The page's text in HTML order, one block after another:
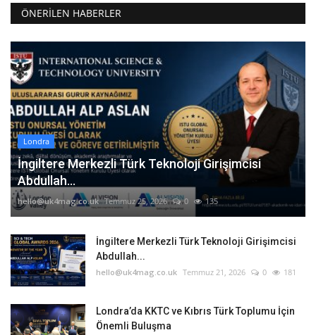
ÖNERILEN HABERLER
Londra
İngiltere Merkezli Türk Teknoloji Girişimcisi
Abdullah...
hello@uk4mag.co.uk Temmuz 25, 2026 0 135
İngiltere Merkezli Türk Teknoloji Girişimcisi
Abdullah...
hello@uk4mag.co.uk Temmuz 21, 2026 0 181
Londra’da KKTC ve Kıbrıs Türk Toplumu İçin
Önemli Buluşma